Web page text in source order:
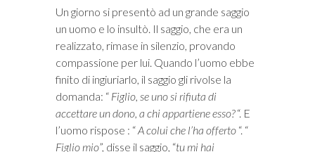
Un giorno si presentò ad un grande saggio
un uomo e lo insultò. Il saggio, che era un
realizzato, rimase in silenzio, provando
compassione per lui. Quando l’uomo ebbe
finito di ingiuriarlo, il saggio gli rivolse la
domanda: “ Figlio, se uno si rifiuta di
accettare un dono, a chi appartiene esso?“. E
l’uomo rispose : “A colui che l’ha offerto “. “
Figlio mio”, disse il saggio, “tu mi hai